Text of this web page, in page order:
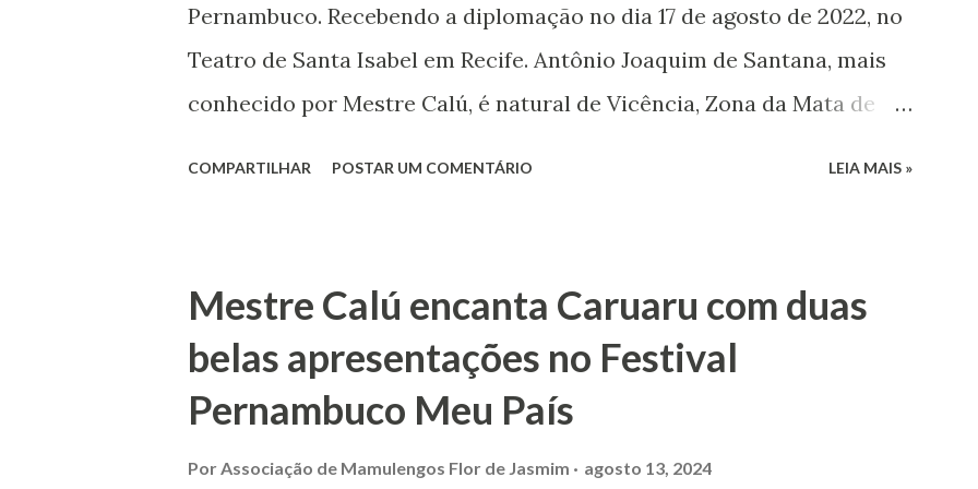
Pernambuco. Recebendo a diplomação no dia 17 de agosto de 2022, no
Teatro de Santa Isabel em Recife. Antônio Joaquim de Santana, mais
conhecido por Mestre Calú, é natural de Vicência, Zona da Mata de
uma trajetória que contribuiu e contribui fortemente para a cultura
popular nordestina. Num primeiro momento, nomeou seu presépio de
bonecos de “Presépio Mamulengo desde o Princípio do Mundo”, que
COMPARTILHAR POSTAR UM COMENTÁRIO LEIA MAIS »
Mestre Calú encanta Caruaru com duas
belas apresentações no Festival
Pernambuco Meu País
PorAssociação de Mamulengos Flor de Jasmim agosto 13, 2024